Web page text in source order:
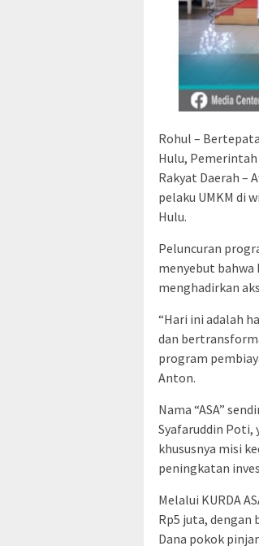
Rohul –
Hulu,
Rakyat Daerah –
pelaku UMKM di
Hulu.
Peluncuran
menyebut bahwa
menghadirkan
“Hari ini adalah
dan
program
Anton.
Nama “ASA”
Syafaruddin Poti,
khususnya misi
peningkatan
Melalui KURDA
Rp5 juta, dengan
Dana pokok